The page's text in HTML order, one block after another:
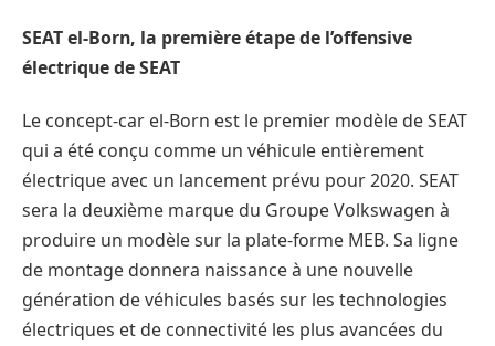
SEAT el-Born, la première étape de l’offensive
électrique de SEAT
Le concept-car el-Born est le premier modèle de SEAT
qui a été conçu comme un véhicule entièrement
électrique avec un lancement prévu pour 2020. SEAT
sera la deuxième marque du Groupe Volkswagen à
produire un modèle sur la plate-forme MEB. Sa ligne
de montage donnera naissance à une nouvelle
génération de véhicules basés sur les technologies
électriques et de connectivité les plus avancées du